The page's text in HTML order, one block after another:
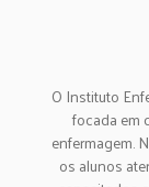
O Instituto
focada em
enfermagem.
os alunos